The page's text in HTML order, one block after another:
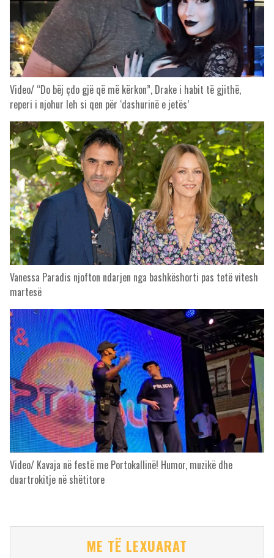
Video/ “Do bëj çdo gjë që më kërkon”, Drake i habit të gjithë,
reperi i njohur leh si qen për ‘dashurinë e jetës’
Vanessa Paradis njofton ndarjen nga bashkëshorti pas tetë vitesh
martesë
Video/ Kavaja në festë me Portokallinë! Humor, muzikë dhe
duartrokitje në shëtitore
ME TË LEXUARAT